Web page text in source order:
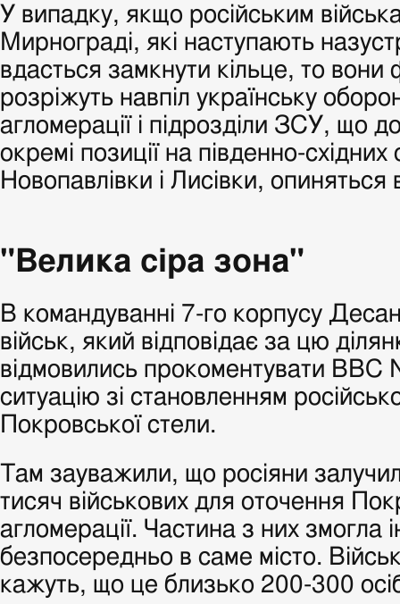
У випадку, якщо російським
Мирнограді, які наступають
вдасться замкнути кільце, то вони
розріжуть навпіл українську
агломерації і підрозділи ЗСУ, що
окремі позиції на південно-східних
Новопавлівки і Лисівки, опиняться
"Велика сіра зона"
В командуванні 7-го корпусу
військ, який відповідає за цю
відмовились прокоментувати ВВС
ситуацію зі становленням
Покровської стели.
Там зауважили, що росіяни
тисяч військових для оточення
агломерації. Частина з них змогла
безпосередньо в саме місто.
кажуть, що це близько 200-300